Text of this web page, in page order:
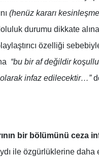
(henüz kararı
durumu dikkate
özelliği
“bu bir af değildir
infaz edilecektir…”
bir bölümünü ceza
ile özgürlüklerine daha